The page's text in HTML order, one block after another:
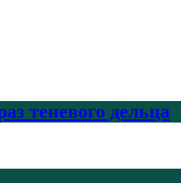
теневого дельца